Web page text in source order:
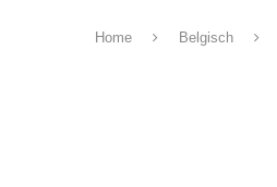
Home Belgisch